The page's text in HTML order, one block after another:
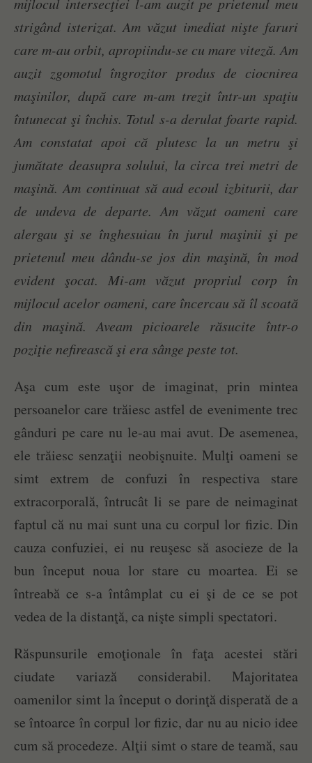
mijlocul intersecţiei l-am auzit pe prietenul meu
strigând isterizat. Am văzut imediat nişte faruri
care m-au orbit, apropiindu-se cu mare viteză. Am
auzit zgomotul îngrozitor produs de ciocnirea
maşinilor, după care m-am trezit într-un spaţiu
întunecat şi închis. Totul s-a derulat foarte rapid.
Am constatat apoi că plutesc la un metru şi
jumătate deasupra solului, la circa trei metri de
maşină. Am continuat să aud ecoul izbiturii, dar
de undeva de departe. Am văzut oameni care
alergau şi se înghesuiau în jurul maşinii şi pe
prietenul meu dându-se jos din maşină, în mod
evident şocat. Mi-am văzut propriul corp în
mijlocul acelor oameni, care încercau să îl scoată
din maşină. Aveam picioarele răsucite într-o
poziţie nefirească şi era sânge peste tot.
Aşa cum este uşor de imaginat, prin mintea
persoanelor care trăiesc astfel de evenimente trec
gânduri pe care nu le-au mai avut. De asemenea,
ele trăiesc senzaţii neobişnuite. Mulţi oameni se
simt extrem de confuzi în respectiva stare
extracorporală, întrucât li se pare de neimaginat
faptul că nu mai sunt una cu corpul lor fizic. Din
cauza confuziei, ei nu reuşesc să asocieze de la
bun început noua lor stare cu moartea. Ei se
întreabă ce s-a întâmplat cu ei şi de ce se pot
vedea de la distanţă, ca nişte simpli spectatori.
Răspunsurile emoţionale în faţa acestei stări
ciudate variază considerabil. Majoritatea
oamenilor simt la început o dorinţă disperată de a
se întoarce în corpul lor fizic, dar nu au nicio idee
cum să procedeze. Alţii simt o stare de teamă, sau